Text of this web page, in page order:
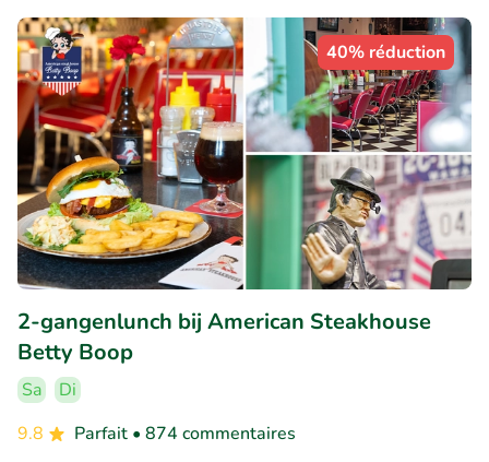
40% réduction
2-gangenlunch bij American Steakhouse
Betty Boop
Sa
Di
9.8
Parfait • 874 commentaires